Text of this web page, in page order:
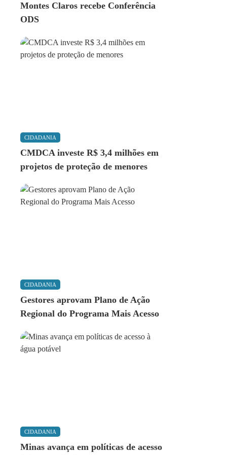
Montes Claros recebe Conferência
ODS
CIDADANIA
CMDCA investe R$ 3,4 milhões em
projetos de proteção de menores
CIDADANIA
Gestores aprovam Plano de Ação
Regional do Programa Mais Acesso
CIDADANIA
Minas avança em políticas de acesso